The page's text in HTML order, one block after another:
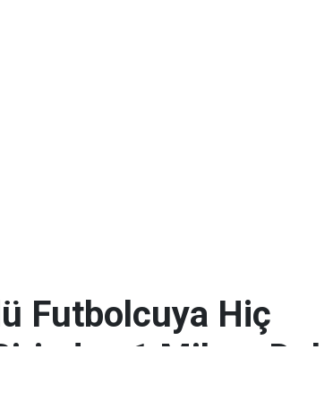
Futbolcuya Hiç
1 Milyar Dolar